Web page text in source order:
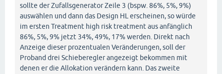
sollte der Zufallsgenerator Zeile 3 (bspw. 86%, 5%, 9%)
auswählen und dann das Design HL erscheinen, so würde
im ersten Treatment high risk treatment aus anfänglich
86%, 5%, 9% jetzt 34%, 49%, 17% werden. Direkt nach
Anzeige dieser prozentualen Veränderungen, soll der
Proband drei Schieberegler angezeigt bekommen mit
denen er die Allokation verändern kann. Das zweite